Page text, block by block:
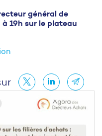
général de
19h sur le plateau